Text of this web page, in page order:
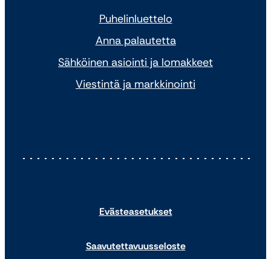
Puhelinluettelo
Anna palautetta
Sähköinen asiointi ja lomakkeet
Viestintä ja markkinointi
Evästeasetukset
Saavutettavuusseloste